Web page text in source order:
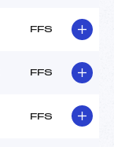
FFS
FFS
FFS